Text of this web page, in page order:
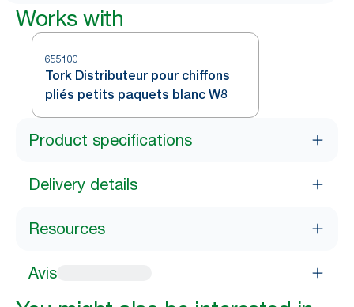
Works with
655100
Tork Distributeur pour chiffons
pliés petits paquets blanc W8
Product specifications
Delivery details
Resources
Avis